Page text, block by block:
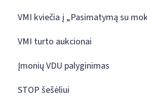
VMI kviečia į „Pasimatymą su
VMI turto aukcionai
Įmonių VDU palyginimas
STOP šešėliui